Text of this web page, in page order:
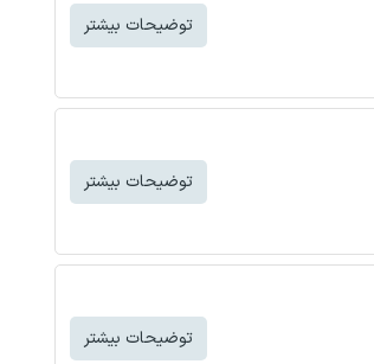
توضیحات بیشتر
توضیحات بیشتر
توضیحات بیشتر